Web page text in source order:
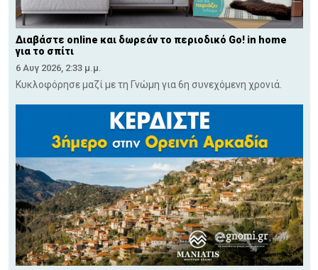
Διαβάστε online και δωρεάν το περιοδικό Go! in home
για το σπίτι
6 Αυγ 2026, 2:33 μ.μ.
Κυκλοφόρησε μαζί με τη Γνώμη για 6η συνεχόμενη χρονιά.